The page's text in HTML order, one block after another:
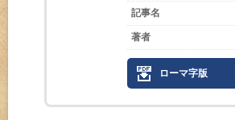
記事名
著者
ローマ字版